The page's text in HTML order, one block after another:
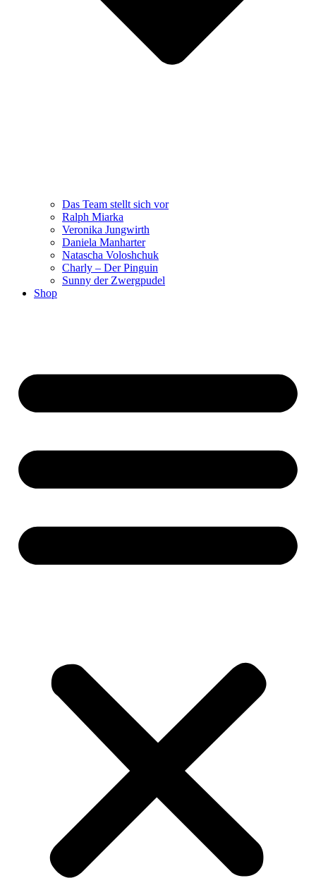
Das Team stellt sich vor
Ralph Miarka
Veronika Jungwirth
Daniela Manharter
Natascha Voloshchuk
Charly – Der Pinguin
Sunny der Zwergpudel
Shop